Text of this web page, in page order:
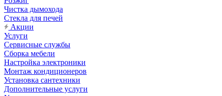
Чистка дымохода
Стекла для печей
Акции
Услуги
Сервисные службы
Сборка мебели
Настройка электроники
Монтаж кондиционеров
Установка сантехники
Дополнительные услуги